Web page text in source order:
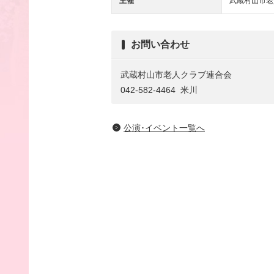
お問い合わせ
武蔵村山市老人クラブ連合会
042-582-4464 米川
公演･イベント一覧へ